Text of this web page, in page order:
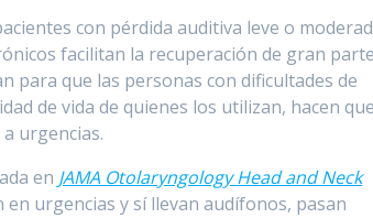
con pérdida auditiva leve o
facilitan la recuperación de gran parte
para que las personas con dificultades de
de vida de quienes los utilizan, hacen
urgencias.
en JAMA Otolaryngology Head and Neck
urgencias y sí llevan audífonos, pasan